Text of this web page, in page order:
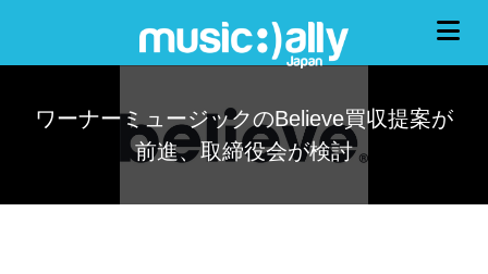
ワーナーミュージックのBelieve買収提案が
前進、取締役会が検討